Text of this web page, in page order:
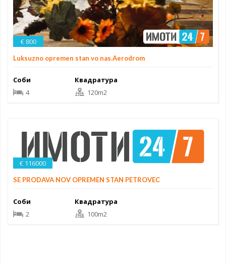
€ 800
Luksuzno opremen stan vo nas.Aerodrom
Соби
4
Квадратура
120m2
€ 116000
SE PRODAVA NOV OPREMEN STAN PETROVEC
Соби
2
Квадратура
100m2